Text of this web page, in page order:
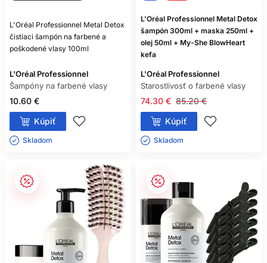
L'Oréal Professionnel Metal Detox
čistiaci šampón na farbené a
poškodené vlasy 100ml
L'Oréal Professionnel
Šampóny na farbené vlasy
10.60 €
Kúpiť
Skladom ㅤ
L'Oréal Professionnel Metal Detox
šampón 300ml + maska 250ml +
olej 50ml + My-She BlowHeart
kefa
L'Oréal Professionnel
Starostlivosť o farbené vlasy
85.20 €
74.30 €
Kúpiť
Skladom ㅤ